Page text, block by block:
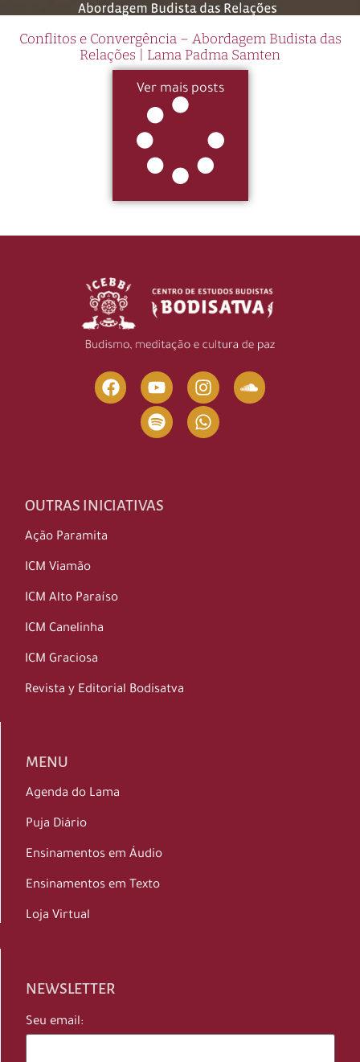
Conflitos e Convergência – Abordagem Budista das
Relações | Lama Padma Samten
Ver mais posts
OUTRAS INICIATIVAS
Ação Paramita
ICM Viamão
ICM Alto Paraíso
ICM Canelinha
ICM Graciosa
Revista y Editorial Bodisatva
MENU
Agenda do Lama
Puja Diário
Ensinamentos em Áudio
Ensinamentos em Texto
Loja Virtual
NEWSLETTER
Seu email: